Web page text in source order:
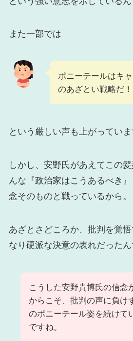
また一部では
ポニーテールはキ
のあざとい戦略だ！
という厳しい声も上がっていま
しかし、安野氏があえてこの
んな『政治家はこうあるべき
念そのものと戦っているから。
あざとさどころか、批判を覚
なり硬派な決意の表れだった
こうした安野貴博氏の信念
からこそ、批判の声に負け
のポニーテール姿を続けて
ですね。